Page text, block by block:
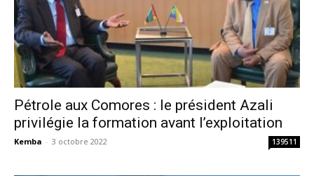
Pétrole aux Comores : le président Azali
privilégie la formation avant l’exploitation
Kemba - 3 octobre 2022 139511